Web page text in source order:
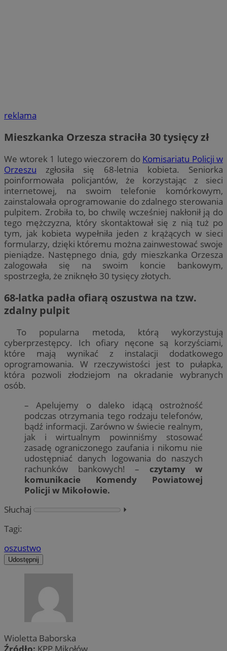
reklama
Mieszkanka Orzesza straciła 30 tysięcy zł
We wtorek 1 lutego wieczorem do Komisariatu Policji w
Orzeszu zgłosiła się 68-letnia kobieta. Seniorka
poinformowała policjantów, że korzystając z sieci
internetowej, na swoim telefonie komórkowym,
zainstalowała oprogramowanie do zdalnego sterowania
pulpitem. Zrobiła to, bo chwilę wcześniej nakłonił ją do
tego mężczyzna, który skontaktował się z nią tuż po
tym, jak kobieta wypełniła jeden z krążących w sieci
formularzy, dzięki któremu można zainwestować swoje
pieniądze. Następnego dnia, gdy mieszkanka Orzesza
zalogowała się na swoim koncie bankowym,
spostrzegła, że zniknęło 30 tysięcy złotych.
68-latka padła ofiarą oszustwa na tzw.
zdalny pulpit
To popularna metoda, którą wykorzystują
cyberprzestępcy. Ich ofiary nęcone są korzyściami,
które mają wynikać z instalacji dodatkowego
oprogramowania. W rzeczywistości jest to pułapka,
która pozwoli złodziejom na okradanie wybranych
osób.
– Apelujemy o daleko idącą ostrożność
podczas otrzymania tego rodzaju telefonów,
bądź informacji. Zarówno w świecie realnym,
jak i wirtualnym powinniśmy stosować
zasadę ograniczonego zaufania i nikomu nie
udostępniać danych logowania do naszych
rachunków bankowych! – czytamy w
komunikacie Komendy Powiatowej
Policji w Mikołowie.
Słuchaj
⏵︎
Tagi:
oszustwo
Udostępnij
Wioletta Baborska